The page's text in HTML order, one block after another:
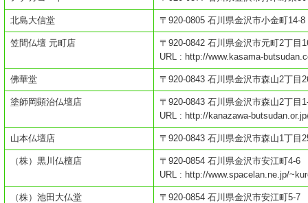
北島大信堂 〒920-0805 石川県金沢市小金町14-8
笠間仏壇 元町店
〒920-0842 石川県金沢市元町2丁目
URL : http://www.kasama-
佛華堂 〒920-0843 石川県金沢市森山2丁目
塗師岡顕治仏壇店
〒920-0843 石川県金沢市森山2丁目
URL : http://kanazawa-
山本仏壇店 〒920-0843 石川県金沢市森山1丁目
（株）黒川仏檀店
〒920-0854 石川県金沢市安江町4-6
URL : http://www.spacelan.ne.jp/
（株）池田大仏堂
〒920-0854 石川県金沢市安江町5-7